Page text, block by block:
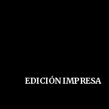
EDICIÓN IMPRESA